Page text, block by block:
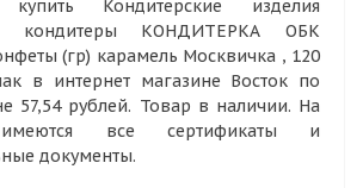
Кондитерские изделия
кондитеры КОНДИТЕРКА ОБК
(гр) карамель Москвичка , 120
в интернет магазине Восток по
57,54 рублей. Товар в наличии. На
все сертификаты и
документы.